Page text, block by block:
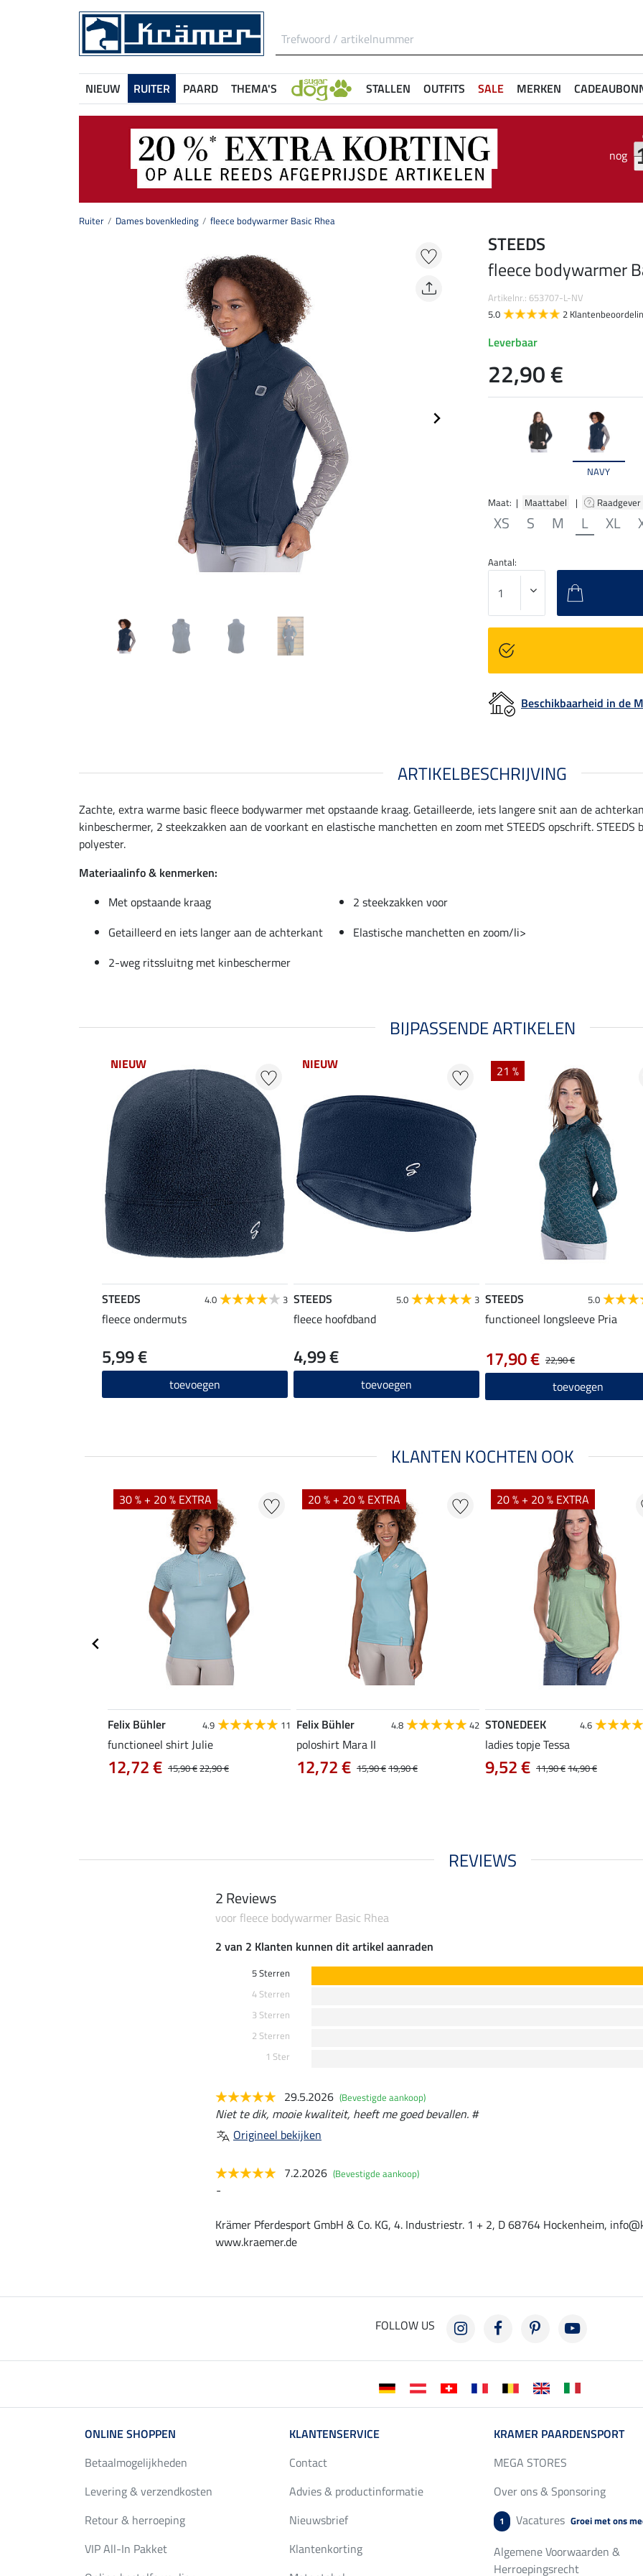
NIEUW RUITER PAARD THEMA'S STALLEN OUTFITS SALE MERKEN
nog
Ruiter Dames bovenkleding fleece bodywarmer Basic Rhea
NAVY
Maat: | Maattabel | Raadgever
XS S M L XL
STEEDS
fleece bodywarmer
Artikelnr.: 653707-L-NV
5.0
2
Leverbaar
22,90 €
Aantal:
Beschikbaarheid in de
ARTIKELBESCHRIJVING
Zachte, extra warme basic fleece bodywarmer met opstaande kraag. Getailleerde, iets langere snit aan de
kinbeschermer, 2 steekzakken aan de voorkant en elastische manchetten en zoom met STEEDS opschrift. STEEDS
polyester.
Materiaalinfo & kenmerken:
Met opstaande kraag
2 steekzakken voor
Getailleerd en iets langer aan de achterkant
Elastische manchetten en zoom/li>
2-weg ritssluitng met kinbeschermer
BIJPASSENDE ARTIKELEN
NIEUW
STEEDS 4.0 3
fleece ondermuts
5,99 €
toevoegen
NIEUW
STEEDS 5.0 3
fleece hoofdband
4,99 €
toevoegen
21 %
STEEDS 5.0
functioneel longsleeve Pria
22,90 €
17,90 €
toevoegen
KLANTEN KOCHTEN OOK
30 % + 20 % EXTRA
Felix Bühler 4.9 11
functioneel shirt Julie
15,90 €22,90 €
12,72 €
20 % + 20 % EXTRA
Felix Bühler 4.8 42
poloshirt Mara II
15,90 €19,90 €
12,72 €
20 % + 20 % EXTRA
STONEDEEK 4.6
ladies topje Tessa
11,90 €14,90 €
9,52 €
REVIEWS
2 Reviews
voor fleece bodywarmer Basic Rhea
2 van 2 Klanten kunnen dit artikel aanraden
5 Sterren
4 Sterren
3 Sterren
2 Sterren
1 Ster
29.5.2026 (Bevestigde aankoop)
Niet te dik, mooie kwaliteit, heeft me goed bevallen. #
Origineel bekijken
7.2.2026 (Bevestigde aankoop)
-
Krämer Pferdesport GmbH & Co. KG, 4. Industriestr. 1 + 2, D 68764 Hockenheim,
www.kraemer.de
FOLLOW US
ONLINE SHOPPEN
Betaalmogelijkheden
Levering & verzendkosten
Retour & herroeping
VIP All-In Pakket
KLANTENSERVICE
Contact
Advies & productinformatie
Nieuwsbrief
Klantenkorting
KRAMER PAARDENSPORT
MEGA STORES
Over ons & Sponsoring
1 Vacatures Groei met ons
Algemene Voorwaarden &
Herroepingsrecht